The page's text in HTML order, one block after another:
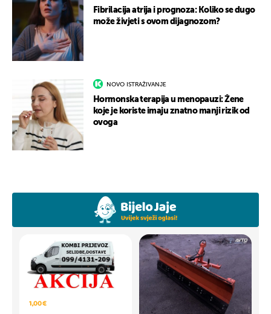
Fibrilacija atrija i prognoza: Koliko se dugo
može živjeti s ovom dijagnozom?
NOVO ISTRAŽIVANJE
Hormonska terapija u menopauzi: Žene
koje je koriste imaju znatno manji rizik od
ovoga
1,00 €